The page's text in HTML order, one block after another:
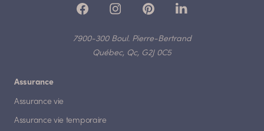
7900-300 Boul. Pierre-Bertrand
Québec, Qc, G2J 0C5
Assurance
Assurance vie
Assurance vie temporaire